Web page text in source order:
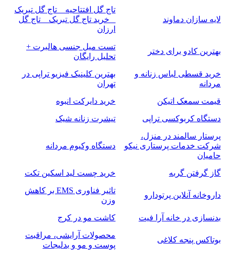
لایه سازان دماوند
تاج گل افتتاحیه _ تاج گل تبریک
_ خرید تاج گل تبریک _ تاج گل
ارزان
بهترین کادو برای دختر
تست میل جنسی هالبرت +
تحلیل رایگان
خرید قسطی لباس زنانه و
مردانه
بهترین کلینیک فیزیو تراپی در
تهران
قیمت سمعک اتیکن
خرید دایرکت انبوه
دستگاه کربوکسی تراپی
تیشرت زنانه شیک
پرستار سالمند در منزل،
شرکت خدمات پرستاری نیکو
حامیان
دستگاه وکیوم مردانه
گاز گرفتن گربه خرید چست لید اسکین تکت
داروخانه آنلاین پرتودارو
تاثیر فناوری EMS بر کاهش
وزن
بدنسازی در خانه آرا فیت
کاشت مو در کرج
بوتاکس پنجه کلاغی
محصولات آرایشی، مراقبت
پوست و مو و بدلیجات